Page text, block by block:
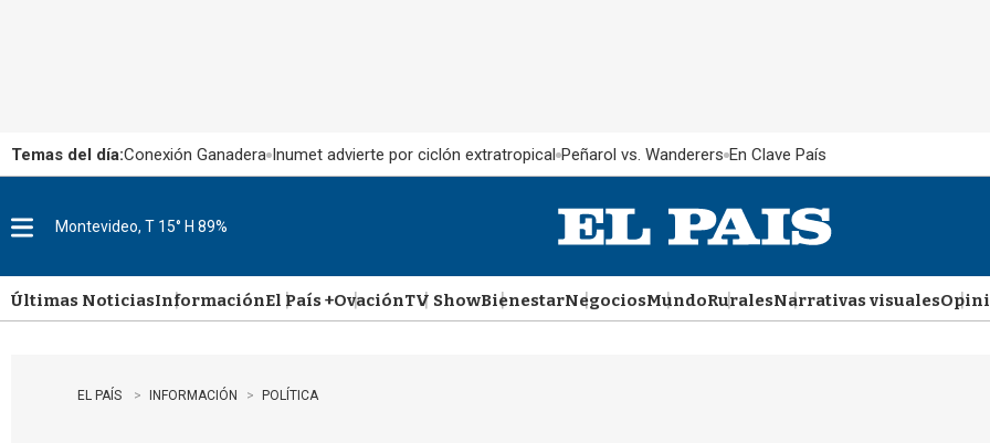
Temas del día:Conexión Ganadera Inumet advierte por ciclón extratropical Peñarol vs. Wanderers En Clave País
u
Montevideo, T 15° H 89%
Últimas NoticiasInformaciónEl País +OvaciónTV ShowBienestarNegociosMundoRuralesNarrativas visuales
EL PAÍS INFORMACIÓN POLÍTICA